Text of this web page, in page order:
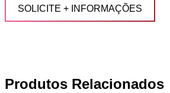
SOLICITE + INFORMAÇÕES
Produtos Relacionados